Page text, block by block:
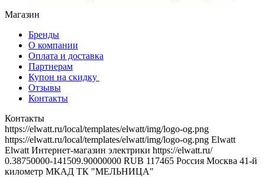
Магазин
Бренды
О компании
Оплата и доставка
Партнерам
Купон на скидку
Отзывы
Контакты
Контакты
https://elwatt.ru/local/templates/elwatt/img/logo-og.png
https://elwatt.ru/local/templates/elwatt/img/logo-og.png Elwatt
Elwatt Интернет-магазин электрики https://elwatt.ru/
0.38750000-141509.90000000 RUB 117465 Россия Москва 41-й
километр МКАД ТК "МЕЛЬНИЦА"